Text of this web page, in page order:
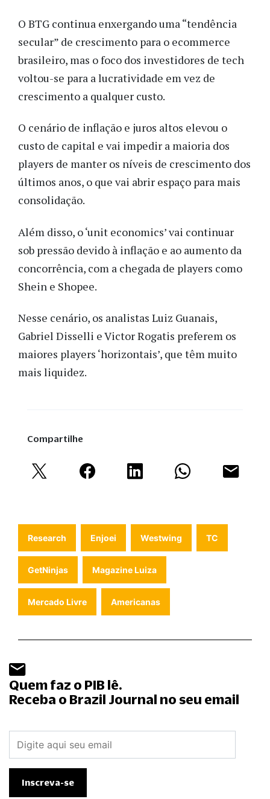
O BTG continua enxergando uma “tendência
secular” de crescimento para o ecommerce
brasileiro, mas o foco dos investidores de tech
voltou-se para a lucratividade em vez de
crescimento a qualquer custo.
O cenário de inflação e juros altos elevou o
custo de capital e vai impedir a maioria dos
players de manter os níveis de crescimento dos
últimos anos, o que vai abrir espaço para mais
consolidação.
Além disso, o ‘unit economics’ vai continuar
sob pressão devido à inflação e ao aumento da
concorrência, com a chegada de players como
Shein e Shopee.
Nesse cenário, os analistas Luiz Guanais,
Gabriel Disselli e Victor Rogatis preferem os
maiores players ‘horizontais’, que têm muito
mais liquidez.
Compartilhe
Research Enjoei Westwing TC
GetNinjas Magazine Luiza
Mercado Livre Americanas
Quem faz o PIB lê.
Receba o Brazil Journal no seu email